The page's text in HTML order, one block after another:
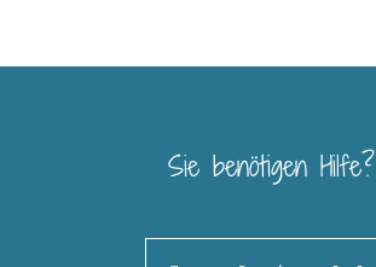
Sie benötigen Hilfe?